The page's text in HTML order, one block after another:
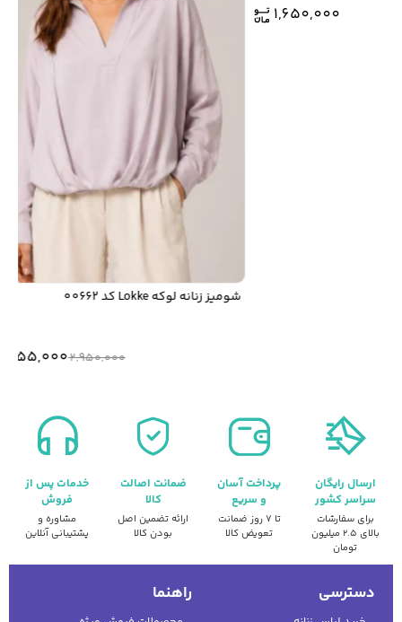
1,650,000
شومیز زنانه لوکه Lokke کد 00662
2,950,000
2,655,000
ارسال رایگان
سراسر کشور
برای سفارشات
بالای ۲.۵ میلیون
تومان
پرداخت آسان
و سریع
تا ۷ روز ضمانت
تعویض کالا
ضمانت اصالت
کالا
ارائه تضمین اصل
بودن کالا
خدمات پس از
فروش
مشاوره و
پشتیبانی آنلاین
دسترسی راهنما